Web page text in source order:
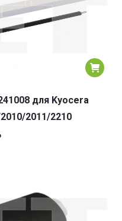
для Kyocera
2011/2210